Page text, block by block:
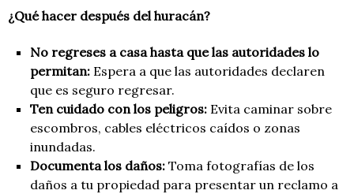
¿Qué hacer después del huracán?
No regreses a casa hasta que las autoridades lo
permitan: Espera a que las autoridades declaren
que es seguro regresar.
Ten cuidado con los peligros: Evita caminar sobre
escombros, cables eléctricos caídos o zonas
inundadas.
Documenta los daños: Toma fotografías de los
daños a tu propiedad para presentar un reclamo a